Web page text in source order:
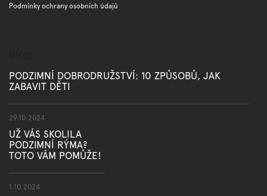
Podmínky ochrany osobních údajů
PODZIMNÍ DOBRODRUŽSTVÍ: 10 ZPŮSOBŮ, JAK
ZABAVIT DĚTI
29.10.2024
UŽ VÁS SKOLILA
PODZIMNÍ RÝMA?
TOTO VÁM POMŮŽE!
1.10.2024